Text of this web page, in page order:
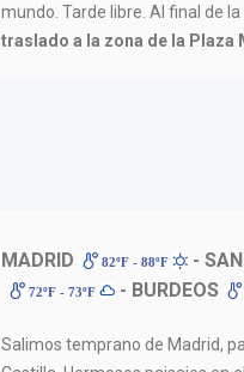
mundo. Tarde libre. Al final de
traslado a la zona de la Plaza
MADRID 82ºF - 88ºF - SAN
72ºF - 73ºF - BURDEOS
Salimos temprano de Madrid,